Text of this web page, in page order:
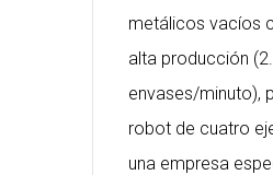
metálicos vacíos
alta producción
envases/minuto),
robot de cuatro
una empresa